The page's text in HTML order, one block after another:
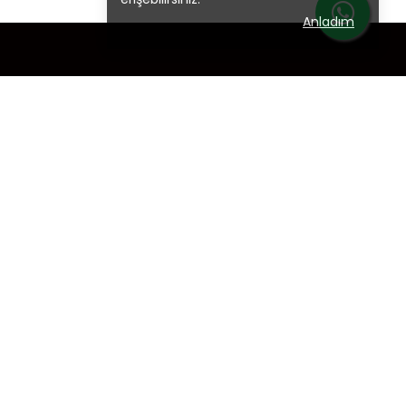
Anladım